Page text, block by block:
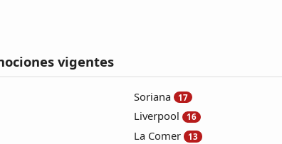
vigentes
Soriana 17
Liverpool 16
La Comer 13